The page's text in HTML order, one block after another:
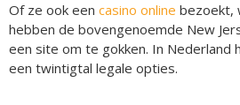
Of ze ook een casino online bezoekt,
hebben de bovengenoemde New
een site om te gokken. In Nederland
een twintigtal legale opties.